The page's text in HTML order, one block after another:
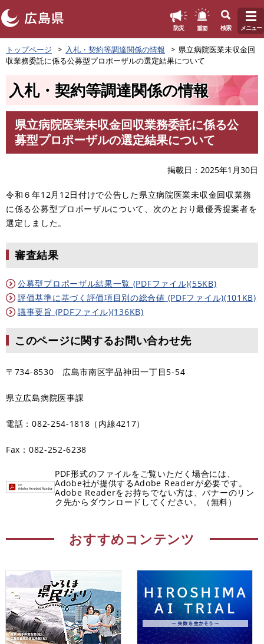
ペ
ー
ジ
防災 重要 検索 メニュー
トップページ 入札・契約等調達関係の情報
県立病院医業未収金回
収業務委託に係る公募型プロポーザルの選定結果について
入札・契約等調達関係の情報
県立病院医業未収金回収業務委託に係る公
募型プロポーザルの選定結果について
掲載日 2025年1月30日
令和６年12月12日付けで公告した県立病院医業未収金回収業務
に係る公募型プロポーザルについて、次のとおり最優秀提案者を
選定しました。
審査結果
公募型プロポーザル結果一覧 (PDFファイル)(55KB)
評価基準に基づく評価項目別の総合値 (PDFファイル)(101KB)
議事要旨 (PDFファイル)(136KB)
このページに関するお問い合わせ先
〒734-8530 広島市南区宇品神田一丁目5-54
県立広島病院医事課
電話：082-254-1818（内線4217）
Fax：082-252-6238
PDF形式のファイルをご覧いただく場合には、
Adobe社が提供するAdobe Readerが必要です。
Adobe Readerをお持ちでない方は、バナーのリン
ク先からダウンロードしてください。（無料）
おすすめコンテンツ